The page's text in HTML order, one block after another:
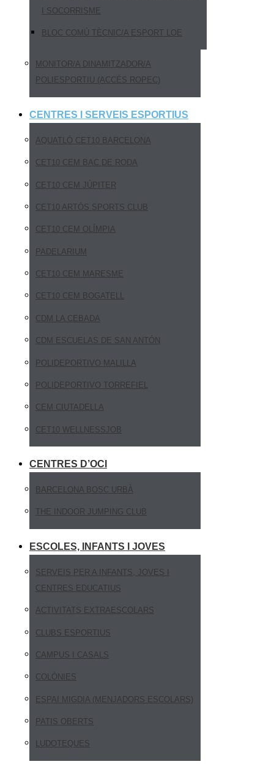
I SOCORRISME
BLOC COMÚ TÈCNIC/A ESPORT LOE
MONITOR/A DINAMITZADOR/A
POLIESPORTIU (ACCÉS ROPEC)
CENTRES I SERVEIS ESPORTIUS
AQUATLÓ CET10 BARCELONA
CET10 CEM BAC DE RODA
CET10 CEM JÚPITER
CET10 ARTÓS SPORTS CLUB
CET10 CEM OLÍMPIA
PADELARIUM
CET10 CEM MARESME
CET10 CEM BOGATELL
CDM LA CEBADA
CDM ESCUELAS DE SAN ANTÓN
POLIDEPORTIVO MALILLA
POLIDEPORTIVO TORREFIEL
CEM CIUTADELLA
CET10 WELLNESSJOB
CENTRES D’OCI
BARCELONA BOSC URBÀ
THE INDOOR JUMPING CLUB
ESCOLES, INFANTS I JOVES
SERVEIS PER A INFANTS, JOVES I
CENTRES EDUCATIUS
ACTIVITATS EXTRAESCOLARS
CLUBS ESPORTIUS
CAMPUS I CASALS
COLÒNIES
ESPAI MIGDIA (MENJADORS ESCOLARS)
PATIS OBERTS
LUDOTEQUES